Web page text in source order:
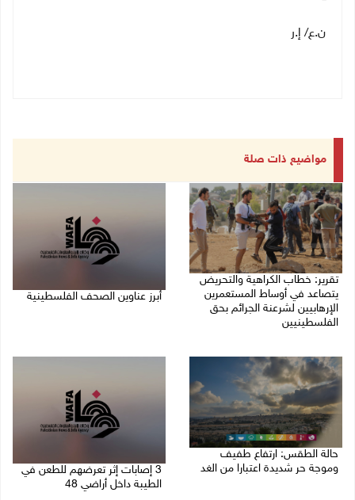
ن.ع/ إ.ر
مواضيع ذات صلة
تقرير: خطاب الكراهية والتحريض
يتصاعد في أوساط المستعمرين
الإرهابيين لشرعنة الجرائم بحق
الفلسطينيين
أبرز عناوين الصحف الفلسطينية
حالة الطقس: ارتفاع طفيف
وموجة حر شديدة اعتبارا من الغد
3 إصابات إثر تعرضهم للطعن في
الطيبة داخل أراضي 48